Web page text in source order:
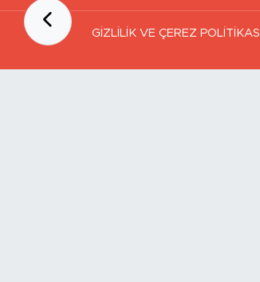
GİZLİLİK VE ÇEREZ POLİTİKASI